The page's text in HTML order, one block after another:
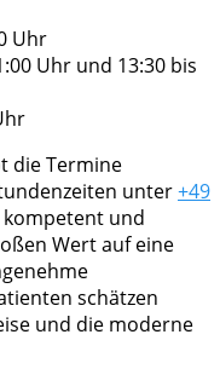
Uhr
Uhr und 13:30 bis
die Termine
unter+49
kompetent und
Wert auf eine
schätzen
und die moderne